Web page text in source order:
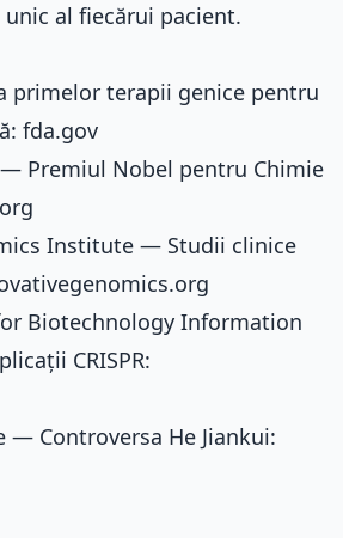
al fiecărui pacient.
primelor terapii genice pentru
fda.gov
Premiul Nobel pentru Chimie
Institute — Studii clinice
Biotechnology Information
CRISPR:
— Controversa He Jiankui: